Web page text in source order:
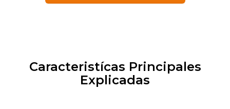
Caracteristícas Principales
Explicadas